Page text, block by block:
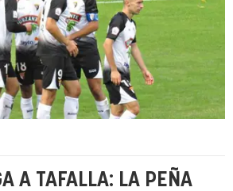
A TAFALLA: LA PEÑA